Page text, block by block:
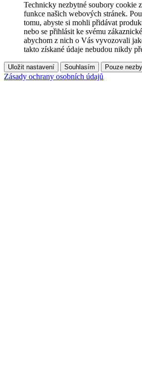
Technicky nezbytné soubory cookie
funkce našich webových stránek.
tomu, abyste si mohli přidávat
nebo se přihlásit ke svému
abychom z nich o Vás vyvozovali
takto získané údaje nebudou nikdy
Uložit nastavení Souhlasím Pouze
Zásady ochrany osobních údajů